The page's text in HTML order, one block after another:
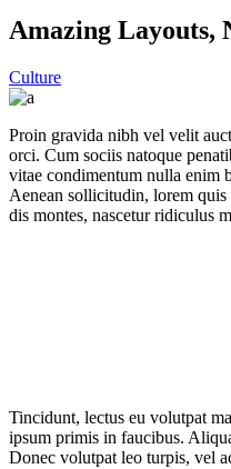
Amazing Layouts,
Culture
Proin gravida nibh vel velit
orci. Cum sociis natoque
vitae condimentum nulla enim
Aenean sollicitudin, lorem quis
dis montes, nascetur ridiculus
Tincidunt, lectus eu volutpat
ipsum primis in faucibus.
Donec volutpat leo turpis, vel